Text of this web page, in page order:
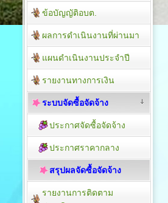
ข้อบัญญัติอบต.
ผลการดำเนินงานที่ผ่านมา
แผนดำเนินงานประจำปี
รายงานทางการเงิน
ระบบจัดซื้อจัดจ้าง
ประกาศจัดซื้อจัดจ้าง
ประกาศราคากลาง
สรุปผลจัดซื้อจัดจ้าง
รายงานการติดตาม